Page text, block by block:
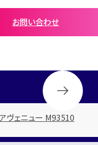
お問い合わせ
ヴェニュー M93510